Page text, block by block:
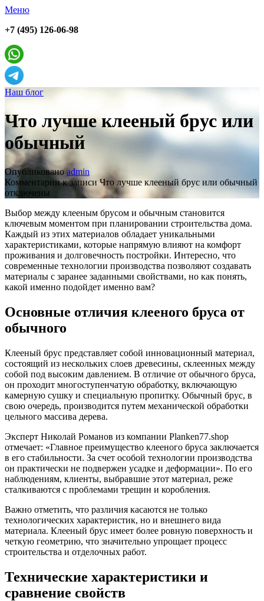
Меню
+7 (495) 126-06-98
Наш блог
Что лучше клееный брус или
обычный
Опубликовано admin
Комментариик записи Что лучше клееный брус или обычный
отключены
Выбор между клееным брусом и обычным становится
ключевым моментом при планировании строительства дома.
Каждый из этих материалов обладает уникальными
характеристиками, которые напрямую влияют на комфорт
проживания и долговечность постройки. Интересно, что
современные технологии производства позволяют создавать
материалы с заранее заданными свойствами, но как понять,
какой именно подойдет именно вам?
Основные отличия клееного бруса от
обычного
Клееный брус представляет собой инновационный материал,
состоящий из нескольких слоев древесины, склеенных между
собой под высоким давлением. В отличие от обычного бруса,
он проходит многоступенчатую обработку, включающую
камерную сушку и специальную пропитку. Обычный брус, в
свою очередь, производится путем механической обработки
цельного массива дерева.
Эксперт Николай Романов из компании Planken77.shop
отмечает: «Главное преимущество клееного бруса заключается
в его стабильности. За счет особой технологии производства
он практически не подвержен усадке и деформации». По его
наблюдениям, клиенты, выбравшие этот материал, реже
сталкиваются с проблемами трещин и коробления.
Важно отметить, что различия касаются не только
технологических характеристик, но и внешнего вида
материала. Клееный брус имеет более ровную поверхность и
четкую геометрию, что значительно упрощает процесс
строительства и отделочных работ.
Технические характеристики и
сравнение свойств